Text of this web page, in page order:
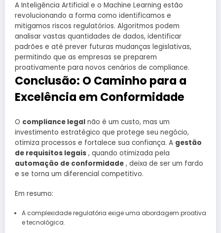
A Inteligência Artificial e o Machine Learning estão
revolucionando a forma como identificamos e
mitigamos riscos regulatórios. Algoritmos podem
analisar vastas quantidades de dados, identificar
padrões e até prever futuras mudanças legislativas,
permitindo que as empresas se preparem
proativamente para novos cenários de compliance.
Conclusão: O Caminho para a
Excelência em Conformidade
O compliance legal não é um custo, mas um
investimento estratégico que protege seu negócio,
otimiza processos e fortalece sua confiança. A gestão
de requisitos legais , quando otimizada pela
automação de conformidade , deixa de ser um fardo
e se torna um diferencial competitivo.
Em resumo:
A complexidade regulatória exige uma abordagem proativa
e tecnológica.